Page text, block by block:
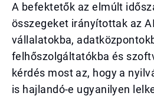
A befektetők az elmúlt
összegeket irányítottak az
vállalatokba,
felhőszolgáltatókba és
kérdés most az, hogy a
is hajlandó-e ugyanilyen